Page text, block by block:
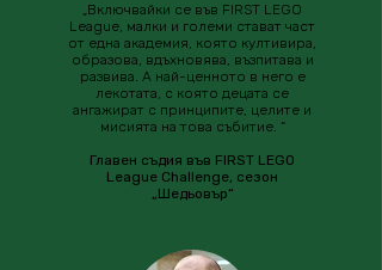
„Включвайки се във FIRST LEGO
League, малки и големи стават част
от една академия, която култивира,
образова, вдъхновява, възпитава и
развива. А най-ценното в него е
лекотата, с която децата се
ангажират с принципите, целите и
мисията на това събитие. “
Главен съдия във FIRST LEGO
League Challenge, сезон
„Шедьовър“